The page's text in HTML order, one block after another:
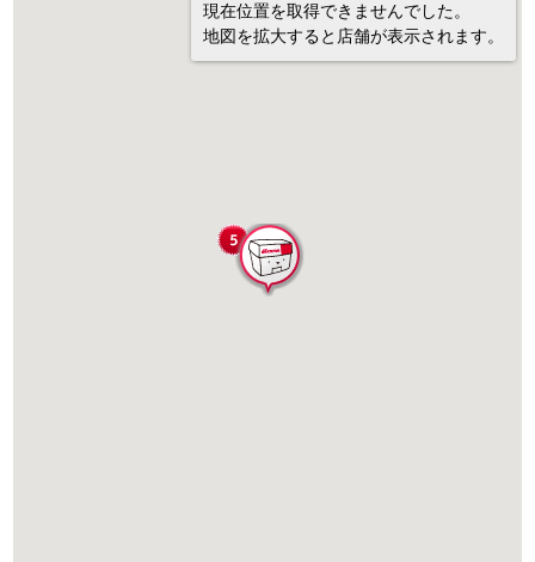
現在位置を取得できませんでした。
地図を拡大すると店舗が表示されます。